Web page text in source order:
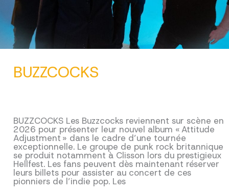
BUZZCOCKS
BUZZCOCKS Les Buzzcocks reviennent sur scène en
2026 pour présenter leur nouvel album « Attitude
Adjustment » dans le cadre d’une tournée
exceptionnelle. Le groupe de punk rock britannique
se produit notamment à Clisson lors du prestigieux
Hellfest. Les fans peuvent dès maintenant réserver
leurs billets pour assister au concert de ces
pionniers de l’indie pop. Les